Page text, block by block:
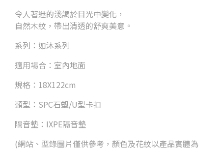
令人著迷的淺調於目光中變化，
自然木紋，帶出清透的舒爽美意。
系列：如沐系列
適用場合：室內地面
規格：18X122cm
類型：SPC石塑/U型卡扣
隔音墊：IXPE隔音墊
(網站、型錄圖片僅供參考，顏色及花紋以產品實體為